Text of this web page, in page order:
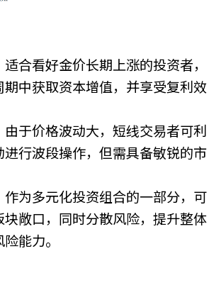
合看好金价长期上涨的投资者，
期中获取资本增值，并享受复利效
由于价格波动大，短线交易者可利
进行波段操作，但需具备敏锐的市
作为多元化投资组合的一部分，可
块敞口，同时分散风险，提升整体
能力。